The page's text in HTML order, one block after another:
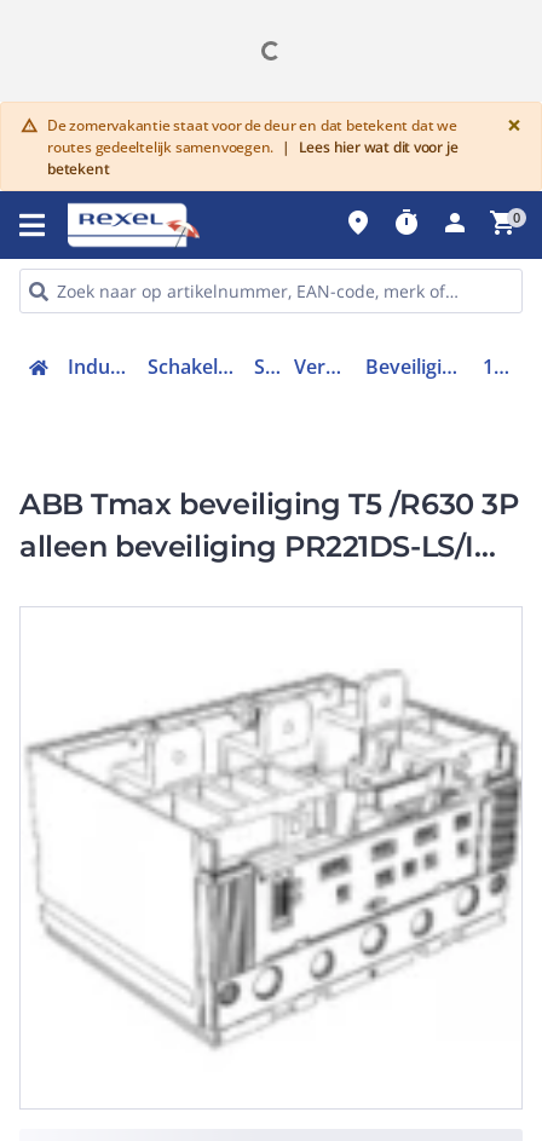
warning De zomervakantie staat voor de deur en dat betekent dat we
routes gedeeltelijk samenvoegen. |
Lees hier wat dit voor je
betekent
×
place timer person shopping_cart0
Industriele componenten Schakelen, bedienen en signaleren Schakelaars Vermogenschakelaars Beveiligingsunit vermogensschakelaar 1SDA054707R1
ABB Tmax beveiliging T5 /R630 3P
alleen beveiliging PR221DS-LS/I